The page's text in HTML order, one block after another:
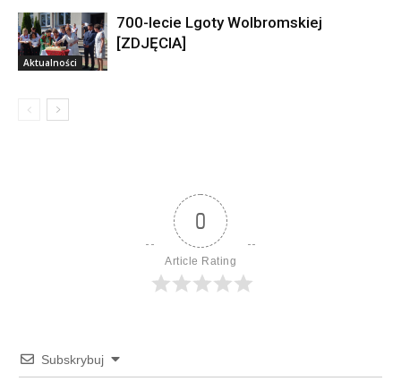
Aktualności
700-lecie Lgoty Wolbromskiej
[ZDJĘCIA]
0
Article Rating
Subskrybuj